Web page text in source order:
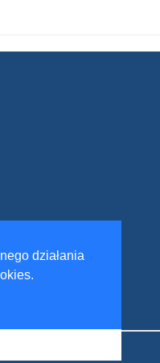
działania